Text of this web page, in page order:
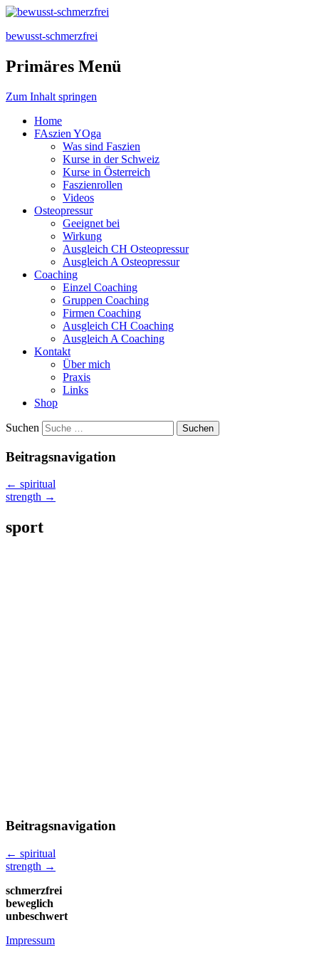
bewusst-schmerzfrei
Primäres Menü
Zum Inhalt springen
Home
FAszien YOga
Was sind Faszien
Kurse in der Schweiz
Kurse in Österreich
Faszienrollen
Videos
Osteopressur
Geeignet bei
Wirkung
Ausgleich CH Osteopressur
Ausgleich A Osteopressur
Coaching
Einzel Coaching
Gruppen Coaching
Firmen Coaching
Ausgleich CH Coaching
Ausgleich A Coaching
Kontakt
Über mich
Praxis
Links
Shop
Suchen
Beitragsnavigation
← spiritual
strength →
sport
Beitragsnavigation
← spiritual
strength →
schmerzfrei
beweglich
unbeschwert
Impressum